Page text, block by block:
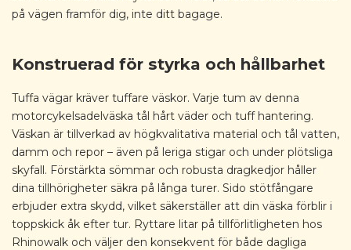
på vägen framför dig, inte ditt bagage.
Konstruerad för styrka och hållbarhet
Tuffa vägar kräver tuffare väskor. Varje tum av denna
motorcykelsadelväska tål hårt väder och tuff hantering.
Väskan är tillverkad av högkvalitativa material och tål vatten,
damm och repor – även på leriga stigar och under plötsliga
skyfall. Förstärkta sömmar och robusta dragkedjor håller
dina tillhörigheter säkra på långa turer. Sido stötfångare
erbjuder extra skydd, vilket säkerställer att din väska förblir i
toppskick åk efter tur. Ryttare litar på tillförlitligheten hos
Rhinowalk och väljer den konsekvent för både dagliga